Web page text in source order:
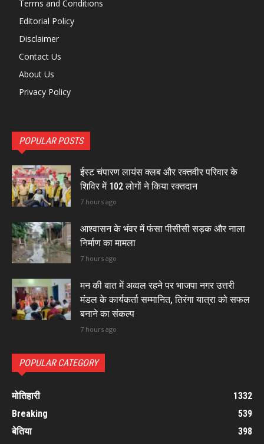
Terms and Conditions
Editorial Policy
Disclaimer
Contact Us
About Us
Privacy Policy
POPULAR POSTS
ईस्ट चंपारण लायंस क्लब और रक्तवीर परिवार के
शिविर में 102 लोगों ने किया रक्तदान
7 hours ago
आश्वासन के भंवर में फंसा पीसीसी सड़क और नाला
निर्माण का मामला
7 hours ago
मन की बात में अव्वल रहने पर भाजपा नगर उत्तरी
मंडल के कार्यकर्ता सम्मानित, तिरंगा यात्रा को सफल
बनाने का संकल्प
7 hours ago
POPULAR CATEGORY
मोतिहारी
1332
Breaking
539
बेतिया
398